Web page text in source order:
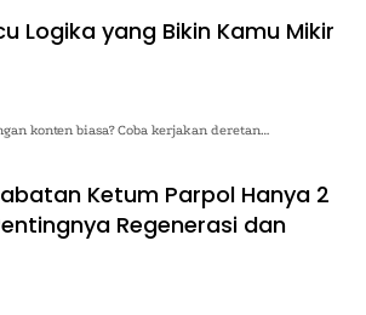
Logika yang Bikin Kamu Mikir
konten biasa? Coba kerjakan deretan…
Ketum Parpol Hanya 2
Regenerasi dan